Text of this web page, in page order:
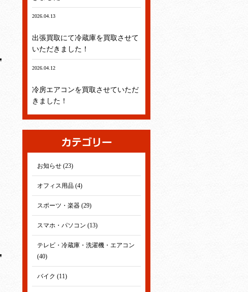
2026.04.13
出張買取にて冷蔵庫を買取させて
いただきました！
2026.04.12
冷房エアコンを買取させていただ
きました！
お知らせ (23)
オフィス用品 (4)
スポーツ・楽器 (29)
スマホ・パソコン (13)
テレビ・冷蔵庫・洗濯機・エアコン
(40)
バイク (11)